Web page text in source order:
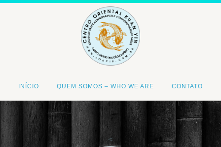
INÍCIO QUEM SOMOS – WHO WE ARE CONTATO
<